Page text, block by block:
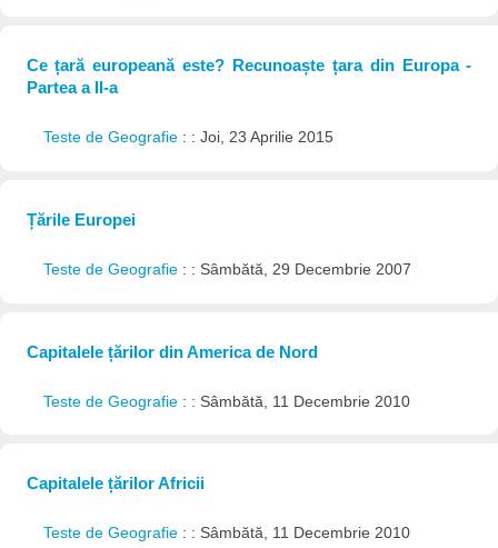
Ce țară europeană este? Recunoaște țara din Europa -
Partea a II-a
Teste de Geografie : : Joi, 23 Aprilie 2015
Țările Europei
Teste de Geografie : : Sâmbătă, 29 Decembrie 2007
Capitalele țărilor din America de Nord
Teste de Geografie : : Sâmbătă, 11 Decembrie 2010
Capitalele țărilor Africii
Teste de Geografie : : Sâmbătă, 11 Decembrie 2010